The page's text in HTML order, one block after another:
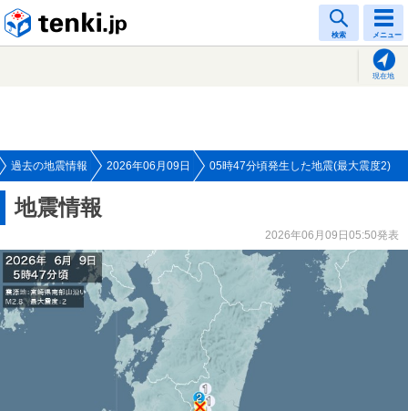
検索 メニュー
現在地
過去の地震情報 2026年06月09日 05時47分頃発生した地震(最大震度2)
地震情報
2026年06月09日05:50発表